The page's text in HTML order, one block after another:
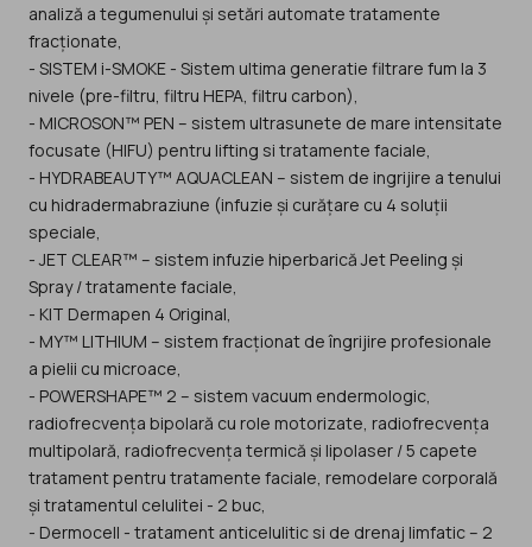
analiză a tegumenului și setări automate tratamente
fracționate,
- SISTEM i-SMOKE - Sistem ultima generatie filtrare fum la 3
nivele (pre-filtru, filtru HEPA, filtru carbon),
- MICROSON™ PEN – sistem ultrasunete de mare intensitate
focusate (HIFU) pentru lifting si tratamente faciale,
- HYDRABEAUTY™ AQUACLEAN – sistem de ingrijire a tenului
cu hidradermabraziune (infuzie și curățare cu 4 soluții
speciale,
- JET CLEAR™ – sistem infuzie hiperbarică Jet Peeling și
Spray / tratamente faciale,
- KIT Dermapen 4 Original,
- MY™ LITHIUM – sistem fracționat de îngrijire profesionale
a pielii cu microace,
- POWERSHAPE™ 2 – sistem vacuum endermologic,
radiofrecvența bipolară cu role motorizate, radiofrecvența
multipolară, radiofrecvența termică și lipolaser / 5 capete
tratament pentru tratamente faciale, remodelare corporală
și tratamentul celulitei - 2 buc,
- Dermocell - tratament anticelulitic si de drenaj limfatic – 2